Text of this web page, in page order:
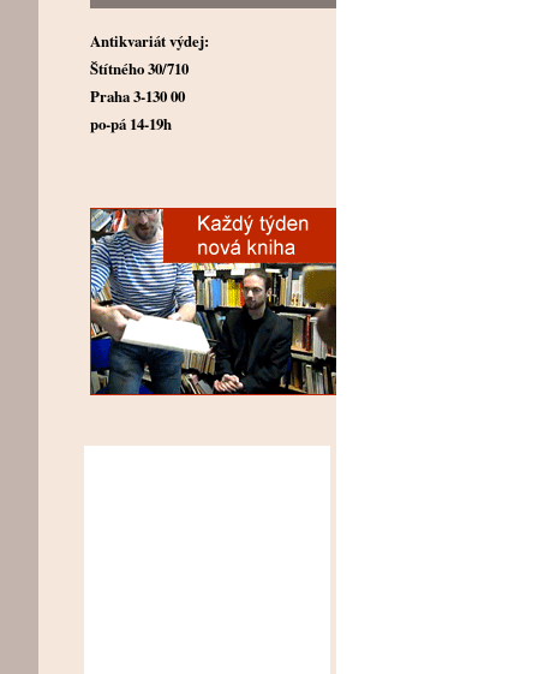
Antikvariát výdej:
Štítného 30/710
Praha 3-130 00
po-pá 14-19h